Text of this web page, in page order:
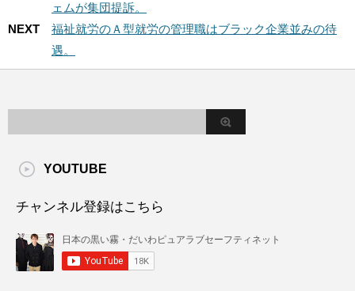
ェムが集団提訴。
NEXT
福祉就労のＡ型就労の管理職はブラック企業並みの待
遇。
YOUTUBE
チャンネル登録はこちら